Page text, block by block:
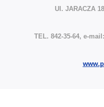
Ul. JARACZA
TEL. 842-35-64, e-mail: